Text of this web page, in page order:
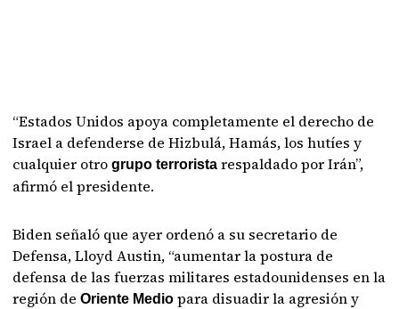
“Estados Unidos apoya completamente el derecho de
Israel a defenderse de Hizbulá, Hamás, los hutíes y
cualquier otro grupo terrorista respaldado por Irán”,
afirmó el presidente.
Biden señaló que ayer ordenó a su secretario de
Defensa, Lloyd Austin, “aumentar la postura de
defensa de las fuerzas militares estadounidenses en la
región deOriente Mediopara disuadir la agresión y